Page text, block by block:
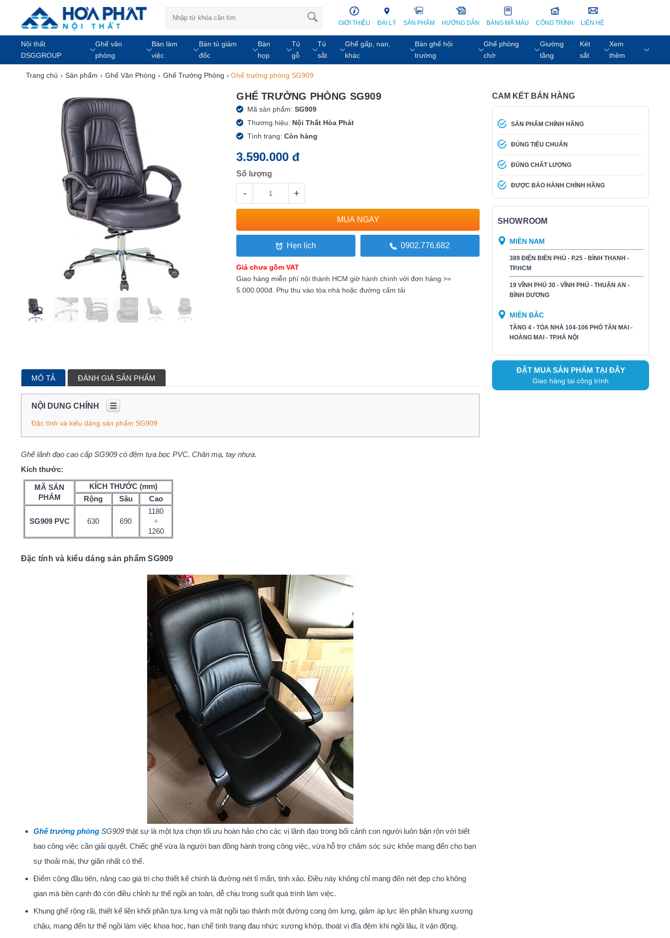
GIỚI THIỆU ĐẠI LÝ SẢN PHẨM HƯỚNG DẪN BẢNG MÃ MÀU CÔNG TRÌNH LIÊN HỆ
Nội thất
DSGGROUP
Ghế văn
phòng
Bàn làm
việc
Bàn tủ giám
đốc
Bàn
họp
Tủ
gỗ
Tủ
sắt
Ghế gấp, nan,
khác
Bàn ghế hội
trường
Ghế phòng
chờ
Giường
tầng
Két
sắt
Xem
thêm
Trang chủ › Sản phẩm › Ghế Văn Phòng › Ghế Trưởng Phòng › Ghế trưởng phòng SG909
GHẾ TRƯỞNG PHÒNG SG909
Mã sản phẩm:SG909
Thương hiệu: Nội Thất Hòa Phát
Tình trạng:Còn hàng
3.590.000 đ
Số lượng
- +
Hẹn lịch 0902.776.682
Giá chưa gồm VAT
Giao hàng miễn phí nội thành HCM giờ hành chính với đơn hàng >=
5.000.000đ. Phụ thu vào tòa nhà hoặc đường cấm tải
MÔ TẢ ĐÁNH GIÁ SẢN PHẨM
NỘI DUNG CHÍNH ☰
Đặc tính và kiểu dáng sản phẩm SG909
Ghế lãnh đạo cao cấp SG909 có đệm tựa bọc PVC. Chân mạ, tay nhựa.
Kích thước:
MÃ SẢN
PHẨM
KÍCH THƯỚC (mm)
Rộng
Sâu Cao
SG909 PVC 630 690
1180
÷
1260
Đặc tính và kiểu dáng sản phẩm SG909
Ghế trưởng phòng SG909 thật sự là một lựa chọn tối ưu hoàn hảo cho các vị lãnh đạo trong bối cảnh con người luôn bận rộn với biết
bao công việc cần giải quyết. Chiếc ghế vừa là người bạn đồng hành trong công việc, vừa hỗ trợ chăm sóc sức khỏe mang đến cho bạn
sự thoải mái, thư giãn nhất có thể.
Điểm cộng đầu tiên, nâng cao giá trị cho thiết kế chính là đường nét tỉ mẩn, tinh xảo. Điều này không chỉ mang đến nét đẹp cho không
gian mà bên cạnh đó còn điều chỉnh tư thế ngồi an toàn, dễ chịu trong suốt quá trình làm việc.
Khung ghế rộng rãi, thiết kế liền khối phần tựa lưng và mặt ngồi tạo thành một đường cong ôm lưng, giảm áp lực lên phần khung xương
chậu, mang đến tư thế ngồi làm việc khoa học, hạn chế tình trạng đau nhức xương khớp, thoát vị đĩa đệm khi ngồi lâu, ít vận động.
CAM KẾT BÁN HÀNG
SẢN PHẨM CHÍNH HÃNG
ĐÚNG TIÊU CHUẨN
ĐÚNG CHẤT LƯỢNG
ĐƯỢC BẢO HÀNH CHÍNH HÃNG
SHOWROOM
MIỀN NAM
389 ĐIỆN BIÊN PHỦ - P.25 - BÌNH THẠNH -
TP.HCM
19 VĨNH PHÚ 30 - VĨNH PHÚ - THUẬN AN -
BÌNH DƯƠNG​
MIỀN BẮC
TẦNG 4 - TÒA NHÀ 104-106 PHỐ TÂN MAI -
HOÀNG MAI - TP.HÀ NỘI
ĐẶT MUA SẢN PHẨM TẠI ĐÂY
Giao hàng tại công trình